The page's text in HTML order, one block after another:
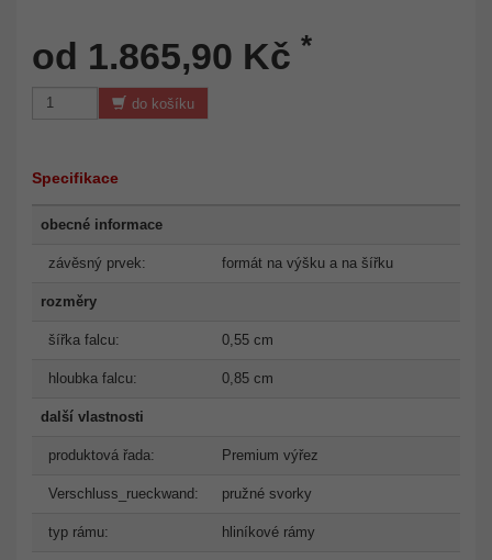
od 1.865,90 Kč *
do košíku
Specifikace
obecné informace
závěsný prvek: formát na výšku a na šířku
rozměry
šířka falcu: 0,55 cm
hloubka falcu: 0,85 cm
další vlastnosti
produktová řada: Premium výřez
Verschluss_rueckwand: pružné svorky
typ rámu: hliníkové rámy